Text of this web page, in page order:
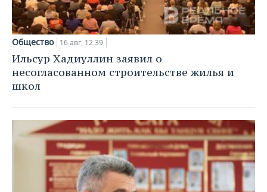
Общество 16 авг, 12:39
Ильсур Хадиуллин заявил о
несогласованном строительстве жилья и
школ